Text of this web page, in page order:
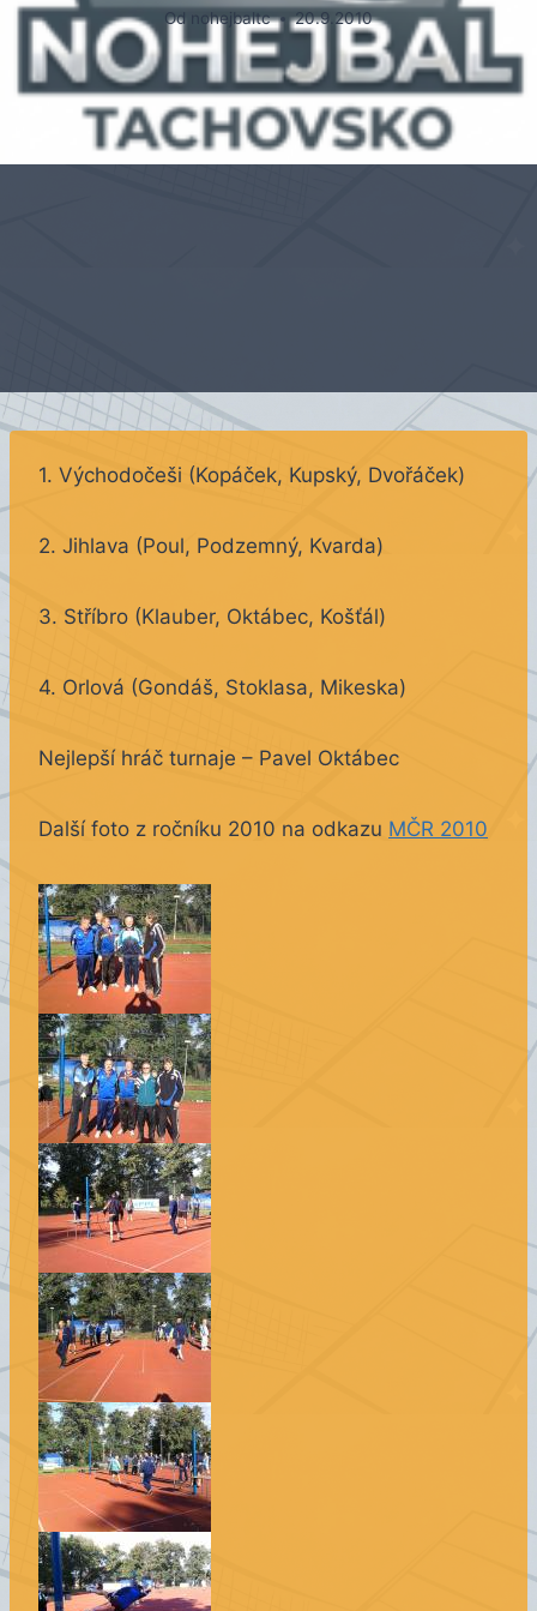
Od nohejbaltc 20.9.2010
1. Východočeši (Kopáček, Kupský, Dvořáček)
2. Jihlava (Poul, Podzemný, Kvarda)
3. Stříbro (Klauber, Oktábec, Košťál)
4. Orlová (Gondáš, Stoklasa, Mikeska)
Nejlepší hráč turnaje – Pavel Oktábec
Další foto z ročníku 2010 na odkazu MČR 2010